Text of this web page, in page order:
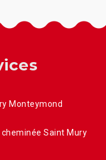
Monteymond
Saint Mury